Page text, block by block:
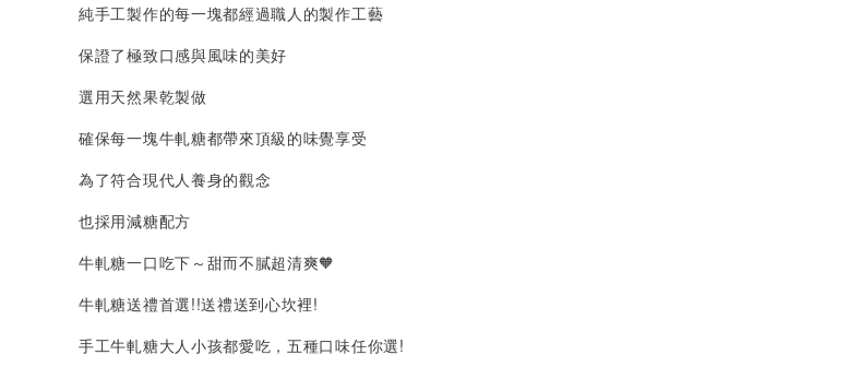
純手工製作的每一塊都經過職人的製作工藝
保證了極致口感與風味的美好
選用天然果乾製做
確保每一塊牛軋糖都帶來頂級的味覺享受
為了符合現代人養身的觀念
也採用減糖配方
牛軋糖一口吃下～甜而不膩超清爽🧡
牛軋糖送禮首選!!送禮送到心坎裡!
手工牛軋糖大人小孩都愛吃，五種口味任你選!